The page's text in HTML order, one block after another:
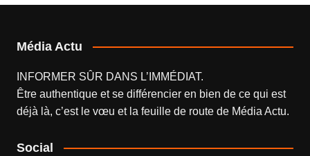
Média Actu
INFORMER SÛR DANS L’IMMÉDIAT.
Être authentique et se différencier en bien de ce qui est
déjà là, c’est le vœu et la feuille de route de Média Actu.
Social